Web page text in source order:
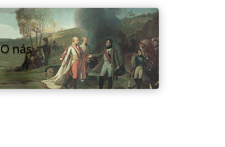
O nás